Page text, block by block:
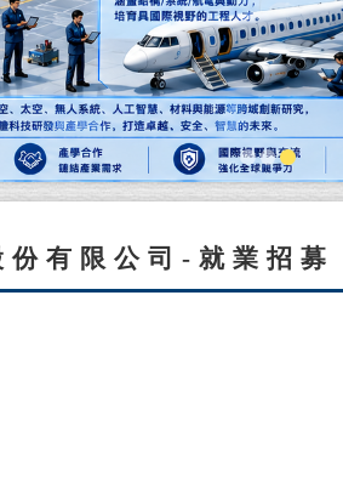
份有限公司-就業招募